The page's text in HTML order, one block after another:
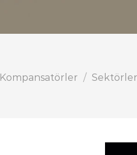
Kompansatörler / Sektörler